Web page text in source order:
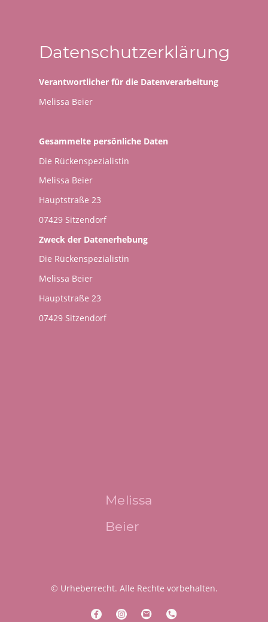
Datenschutzerklärung
Verantwortlicher für die Datenverarbeitung
Melissa Beier
Gesammelte persönliche Daten
Die Rückenspezialistin
Melissa Beier
Hauptstraße 23
07429 Sitzendorf
Zweck der Datenerhebung
Die Rückenspezialistin
Melissa Beier
Hauptstraße 23
07429 Sitzendorf
Melissa
Beier
© Urheberrecht. Alle Rechte vorbehalten.